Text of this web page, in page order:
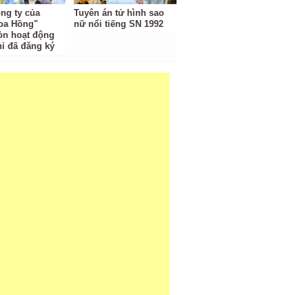
ty của
Hồng"
hoạt động
đã đăng ký
Tuyên án tử hình sao
nữ nổi tiếng SN 1992